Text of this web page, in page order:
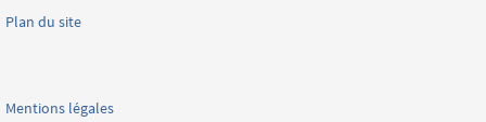
Plan du site
Mentions légales